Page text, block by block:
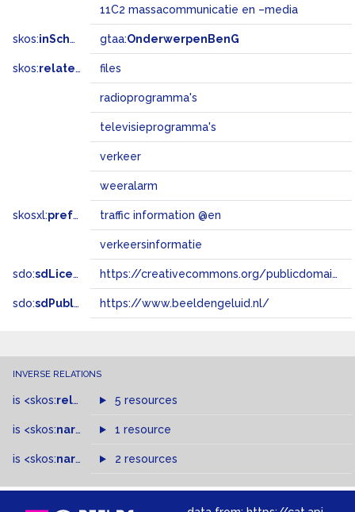
11C2 massacommunicatie en –media
skos:inScheme gtaa:OnderwerpenBenG
skos:related files
radioprogramma's
televisieprogramma's
verkeer
weeralarm
skosxl:prefLabel traffic information @en
verkeersinformatie
sdo:sdLicense https://creativecommons.org/publicdomain/zero/1.0/
sdo:sdPublisher https://www.beeldengeluid.nl/
INVERSE RELATIONS
is <skos:related > of
5 resources
is <skos:narrower >of
1 resource
is <skos:narrowMatch >of
2 resources